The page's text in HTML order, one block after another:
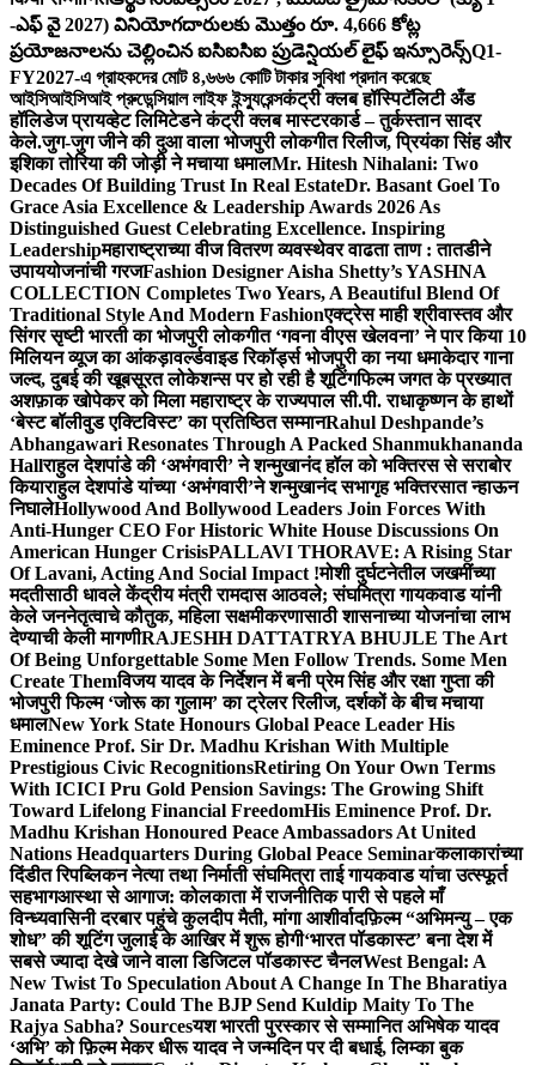
-ఎఫ్ వై 2027) వినియోగదారులకు మొత్తం రూ. 4,666 కోట్ల
ప్రయోజనాలను చెల్లించిన ఐసిఐసిఐ ప్రుడెన్షియల్ లైఫ్ ఇన్సూరెన్స్Q1-
FY2027-এ গ্রাহকদের মোট ৪,৬৬৬ কোটি টাকার সুবিধা প্রদান করেছে
আইসিআইসিআই প্রুডেন্সিয়াল লাইফ ইন্স্যুরেন্সकंट्री क्लब हॉस्पिटॅलिटी अँड
हॉलिडेज प्रायव्हेट लिमिटेडने कंट्री क्लब मास्टरकार्ड – तुर्कस्तान सादर
केले.जुग-जुग जीने की दुआ वाला भोजपुरी लोकगीत रिलीज, प्रियंका सिंह और
इशिका तोरिया की जोड़ी ने मचाया धमालMr. Hitesh Nihalani: Two
Decades Of Building Trust In Real EstateDr. Basant Goel To
Grace Asia Excellence & Leadership Awards 2026 As
Distinguished Guest Celebrating Excellence. Inspiring
Leadershipमहाराष्ट्राच्या वीज वितरण व्यवस्थेवर वाढता ताण : तातडीने
उपाययोजनांची गरजFashion Designer Aisha Shetty’s YASHNA
COLLECTION Completes Two Years, A Beautiful Blend Of
Traditional Style And Modern Fashionएक्ट्रेस माही श्रीवास्तव और
सिंगर सृष्टी भारती का भोजपुरी लोकगीत ‘गवना वीएस खेलवना’ ने पार किया 10
मिलियन व्यूज का आंकड़ावर्ल्डवाइड रिकॉर्ड्स भोजपुरी का नया धमाकेदार गाना
जल्द, दुबई की खूबसूरत लोकेशन्स पर हो रही है शूटिंगफिल्म जगत के प्रख्यात
अशफ़ाक खोपेकर को मिला महाराष्ट्र के राज्यपाल सी.पी. राधाकृष्णन के हाथों
‘बेस्ट बॉलीवुड एक्टिविस्ट’ का प्रतिष्ठित सम्मानRahul Deshpande’s
Abhangawari Resonates Through A Packed Shanmukhananda
Hallराहुल देशपांडे की ‘अभंगवारी’ ने शन्मुखानंद हॉल को भक्तिरस से सराबोर
कियाराहुल देशपांडे यांच्या ‘अभंगवारी’ने शन्मुखानंद सभागृह भक्तिरसात न्हाऊन
निघालेHollywood And Bollywood Leaders Join Forces With
Anti-Hunger CEO For Historic White House Discussions On
American Hunger CrisisPALLAVI THORAVE: A Rising Star
Of Lavani, Acting And Social Impact !मोशी दुर्घटनेतील जखमींच्या
मदतीसाठी धावले केंद्रीय मंत्री रामदास आठवले; संघमित्रा गायकवाड यांनी
केले जननेतृत्वाचे कौतुक, महिला सक्षमीकरणासाठी शासनाच्या योजनांचा लाभ
देण्याची केली मागणीRAJESHH DATTATRYA BHUJLE The Art
Of Being Unforgettable Some Men Follow Trends. Some Men
Create Themविजय यादव के निर्देशन में बनी प्रेम सिंह और रक्षा गुप्ता की
भोजपुरी फिल्म ‘जोरू का गुलाम’ का ट्रेलर रिलीज, दर्शकों के बीच मचाया
धमालNew York State Honours Global Peace Leader His
Eminence Prof. Sir Dr. Madhu Krishan With Multiple
Prestigious Civic RecognitionsRetiring On Your Own Terms
With ICICI Pru Gold Pension Savings: The Growing Shift
Toward Lifelong Financial FreedomHis Eminence Prof. Dr.
Madhu Krishan Honoured Peace Ambassadors At United
Nations Headquarters During Global Peace Seminarकलाकारांच्या
दिंडीत रिपब्लिकन नेत्या तथा निर्माती संघमित्रा ताई गायकवाड यांचा उत्स्फूर्त
सहभागआस्था से आगाज: कोलकाता में राजनीतिक पारी से पहले माँ
विन्ध्यवासिनी दरबार पहुंचे कुलदीप मैती, मांगा आशीर्वादफ़िल्म “अभिमन्यु – एक
शोध” की शूटिंग जुलाई के आखिर में शुरू होगी‘भारत पॉडकास्ट’ बना देश में
सबसे ज्यादा देखे जाने वाला डिजिटल पॉडकास्ट चैनलWest Bengal: A
New Twist To Speculation About A Change In The Bharatiya
Janata Party: Could The BJP Send Kuldip Maity To The
Rajya Sabha? Sourcesयश भारती पुरस्कार से सम्मानित अभिषेक यादव
‘अभि’ को फ़िल्म मेकर धीरू यादव ने जन्मदिन पर दी बधाई, लिम्का बुक